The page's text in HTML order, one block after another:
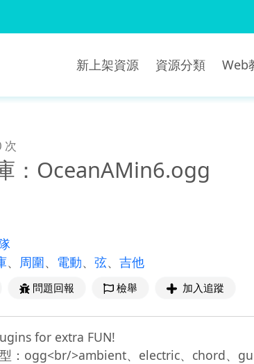
新上架資源 資源分類 Web
次
：OceanAMin6.ogg
、 周圍、 電動、 弦、 吉他
問題回報 檢舉 加入追蹤
for extra FUN!
ogg<br/>ambient、electric、chord、